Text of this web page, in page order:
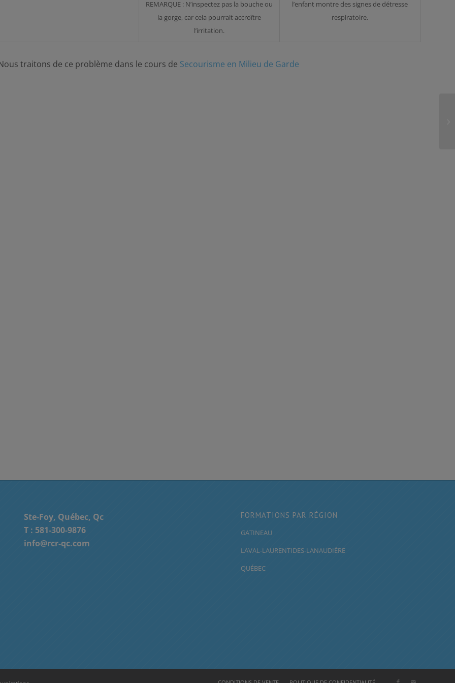
REMARQUE : N’inspectez pas la bouche ou
la gorge, car cela pourrait accroître
l’irritation.
l’enfant montre des signes de détresse
respiratoire.
traitons de ce problème dans le cours de Secourisme en Milieu de Garde
Ste-Foy, Québec, Qc
T : 581-300-9876
info@rcr-qc.com
FORMATIONS PAR RÉGION
GATINEAU
LAVAL-LAURENTIDES-LANAUDIÈRE
QUÉBEC